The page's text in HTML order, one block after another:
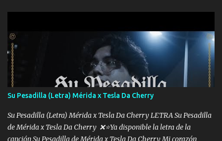
corriente no quieren verte subir de level trucha mis plebes Música
A veces me pongo un sombrero a veces me ven la cachucha de lado
con la mirada siempre en alto A veces me fajó una super o a veces
me fajó una Glock siempre armado todas las generaciones yo
traigo El chiste es que hago lo que quiero pues así soy me mandó
yo tengo el control a todos yo les paro el dedo soy hocicon un
malcriado un malandrón Que Les importa no saben nada falsas
las risas las que me miran hay gente corriente no quieren ve...
Su Pesadilla (Letra) Mérida x Tesla Da Cherry
Su Pesadilla (Letra) Mérida x Tesla Da Cherry LETRA Su Pesadilla
de Mérida x Tesla Da Cherry ❌⭐Ya disponible la letra de la
canción Su Pesadilla de Mérida x Tesla Da Cherry Mi corazón